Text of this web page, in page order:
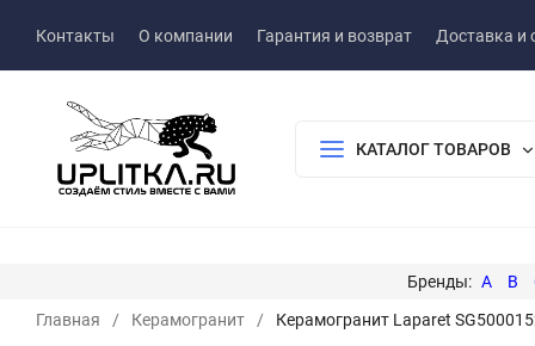
Контакты О компании Гарантия и возврат Доставка и
КАТАЛОГ ТОВАРОВ
A B
Главная
/ Керамогранит / Керамогранит Laparet